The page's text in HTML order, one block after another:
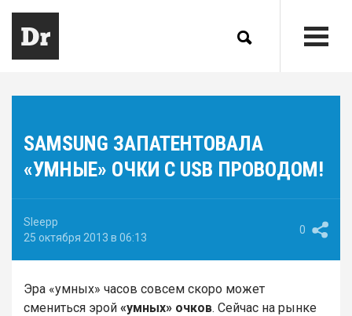
SAMSUNG ЗАПАТЕНТОВАЛА
«УМНЫЕ» ОЧКИ C USB ПРОВОДОМ!
Sleepp
25 октября 2013 в 06:13
0
Эра «умных» часов совсем скоро может
смениться эрой «умных» очков. Сейчас на рынке